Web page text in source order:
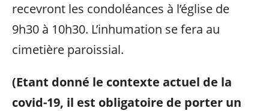
recevront les condoléances à l’église de
9h30 à 10h30. L’inhumation se fera au
cimetière paroissial.
(Etant donné le contexte actuel de la
covid-19, il est obligatoire de porter un